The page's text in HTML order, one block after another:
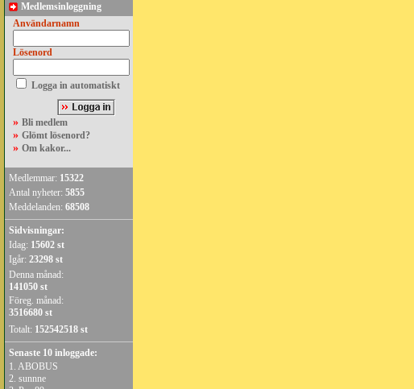
Medlemsinloggning
Användarnamn
Lösenord
Logga in automatiskt
» Bli medlem
» Glömt lösenord?
» Om kakor...
Medlemmar: 15322
Antal nyheter: 5855
Meddelanden: 68508
Sidvisningar:
Idag: 15602 st
Igår: 23298 st
Denna månad:
141050 st
Föreg. månad:
3516680 st
Totalt: 152542518 st
Senaste 10 inloggade:
1. ABOBUS
2. sunnne